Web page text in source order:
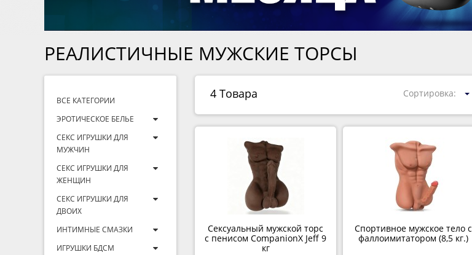
РЕАЛИСТИЧНЫЕ МУЖСКИЕ ТОРСЫ
ВСЕ КАТЕГОРИИ
ЭРОТИЧЕСКОЕ БЕЛЬЕ
СЕКС ИГРУШКИ ДЛЯ
МУЖЧИН
СЕКС ИГРУШКИ ДЛЯ
ЖЕНЩИН
СЕКС ИГРУШКИ ДЛЯ
ДВОИХ
ИНТИМНЫЕ СМАЗКИ
ИГРУШКИ БДСМ
4 Товара Сортировка:
Сексуальный мужской торс
с пенисом CompanionX Jeff 9
кг
Спортивное мужское тело с
фаллоимитатором (8,5 кг.)